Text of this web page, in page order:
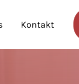
Kontakt